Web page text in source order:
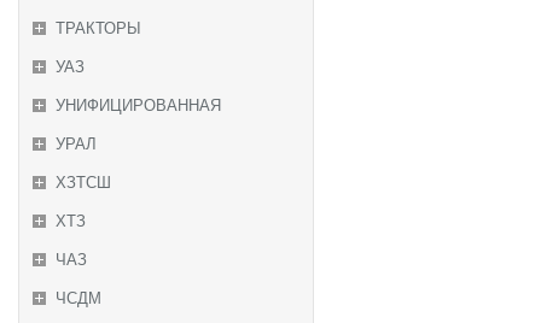
ТРАКТОРЫ
УАЗ
УНИФИЦИРОВАННАЯ
УРАЛ
ХЗТСШ
ХТЗ
ЧАЗ
ЧСДМ